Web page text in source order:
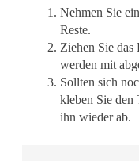
Nehmen Sie
Reste.
Ziehen Sie
werden mit
Sollten sich
kleben Sie den
ihn wieder ab.